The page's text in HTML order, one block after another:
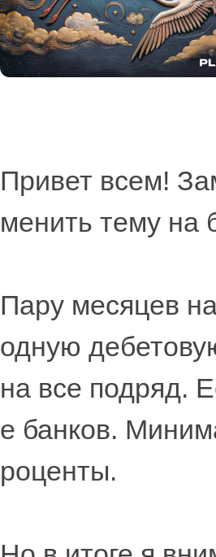
Привет всем!
менить тему на
Пару месяцев
одную
на все подряд.
е банков.
роценты.